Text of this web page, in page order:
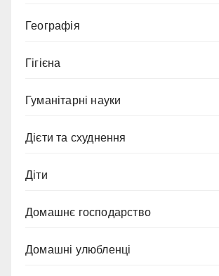
Географія
Гігієна
Гуманітарні науки
Дієти та схуднення
Діти
Домашнє господарство
Домашні улюбленці